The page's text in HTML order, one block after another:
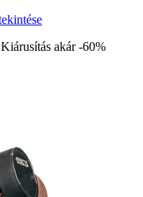
Kiárusítás akár -60%